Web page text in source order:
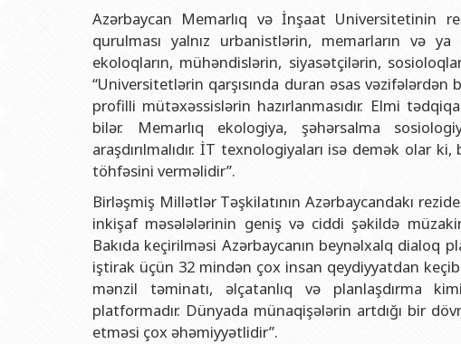
Azərbaycan Memarlıq və İnşaat Universitetinin
qurulması yalnız urbanistlərin, memarların və
ekoloqların, mühəndislərin, siyasətçilərin,
“Universitetlərin qarşısında duran əsas
profilli mütəxəssislərin hazırlanmasıdır. Elmi
bilər. Memarlıq ekologiya, şəhərsalma
araşdırılmalıdır. İT texnologiyaları isə demək olar
töhfəsini verməlidir”.
Birləşmiş Millətlər Təşkilatının Azərbaycandakı
inkişaf məsələlərinin geniş və ciddi şəkildə
Bakıda keçirilməsi Azərbaycanın beynəlxalq dialoq
iştirak üçün 32 mindən çox insan qeydiyyatdan
mənzil təminatı, əlçatanlıq və planlaşdırma
platformadır. Dünyada münaqişələrin artdığı bir
etməsi çox əhəmiyyətlidir”.